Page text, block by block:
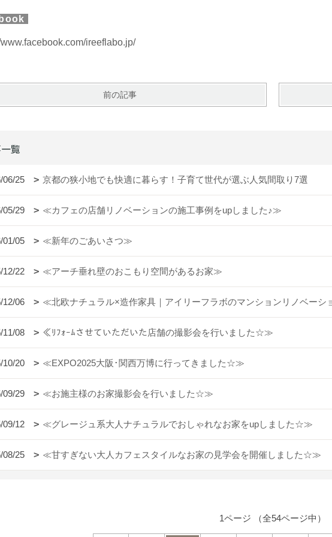
www.facebook.com/ireeflabo.jp/
前の記事
覧
06/25 京都の狭小地でも快適に暮らす！子育て世代が選ぶ人気間取り7選
05/29 ≪カフェの店舗リノベーションの施工事例をupしました♪≫
01/05 ≪新年のごあいさつ≫
12/22 ≪アーチ垂れ壁のおこもり空間があるお家≫
12/06 ≪北欧ナチュラル×造作家具｜アイリーフラボのマンションリノベー
11/08 ≪ﾘﾌｫｰﾑさせていただいた店舗の撮影会を行いました☆≫
10/20 ≪EXPO2025大阪･関西万博に行ってきました☆≫
09/29 ≪お施主様のお家撮影会を行いました☆≫
09/12 ≪グレージュ系大人ナチュラルでおしゃれなお家をupしました☆≫
08/25 ≪甘すぎない大人カフェスタイルなお家の見学会を開催しました☆≫
1ページ （全54ページ中）